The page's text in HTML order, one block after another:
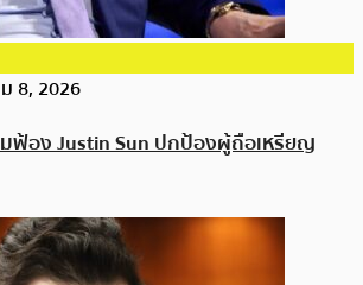
8, 2026
ฟ้อง Justin Sun ปกป้องผู้ถือเหรียญ